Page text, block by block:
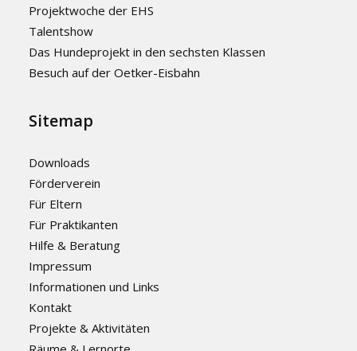
Projektwoche der EHS
Talentshow
Das Hundeprojekt in den sechsten Klassen
Besuch auf der Oetker-Eisbahn
Sitemap
Downloads
Förderverein
Für Eltern
Für Praktikanten
Hilfe & Beratung
Impressum
Informationen und Links
Kontakt
Projekte & Aktivitäten